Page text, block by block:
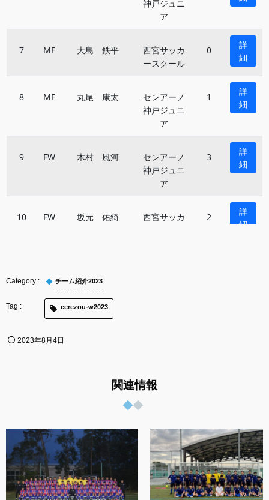
チーム紹介2023
cerezou-w2023
2023年8月4日
関連情報